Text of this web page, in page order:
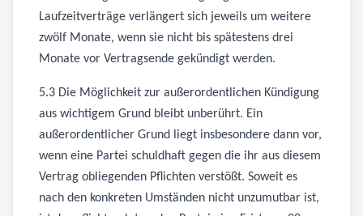
Laufzeitverträge verlängert sich jeweils um weitere
zwölf Monate, wenn sie nicht bis spätestens drei
Monate vor Vertragsende gekündigt werden.
5.3 Die Möglichkeit zur außerordentlichen Kündigung
aus wichtigem Grund bleibt unberührt. Ein
außerordentlicher Grund liegt insbesondere dann vor,
wenn eine Partei schuldhaft gegen die ihr aus diesem
Vertrag obliegenden Pflichten verstößt. Soweit es
nach den konkreten Umständen nicht unzumutbar ist,